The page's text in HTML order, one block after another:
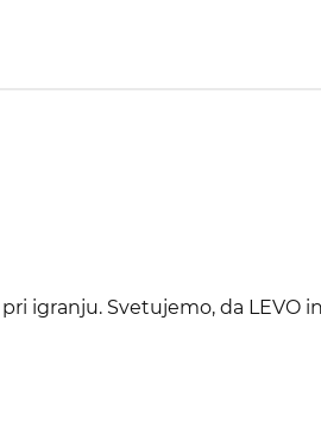
igranju. Svetujemo, da LEVO